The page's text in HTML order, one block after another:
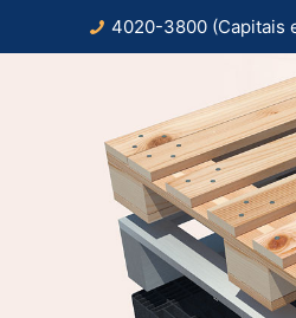
4020-3800 (Capitais